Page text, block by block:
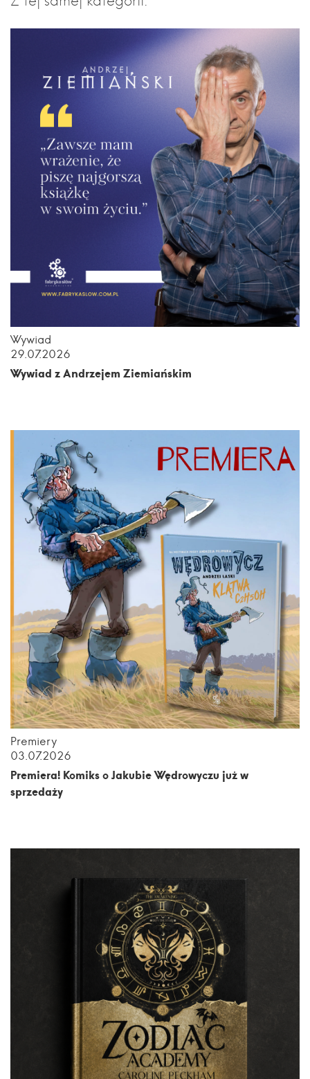
Wywiad
29.07.2026
Wywiad z Andrzejem Ziemiańskim
Premiery
03.07.2026
Premiera! Komiks o Jakubie Wędrowyczu już w
sprzedaży